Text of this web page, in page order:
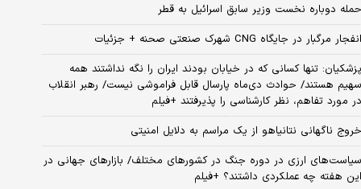
حمله دوباره نخست وزیر سابق اسرائیل به قطر
انفجار مرگبار در جایگاه CNG شهرک صنعتی صحنه + جزئیات
پزشکیان: تنها کسانی که در خیابان بودند ایران را نگه نداشتند همه
سهیم هستند/ حوادث دی‌ماه پارسال قابل فراموشی نیست/ رهبر انقلاب
در مورد تفاهم، نظر کارشناسی را پذیرفتند +فیلم
خروج ناگهانی نتانیاهو از یک مراسم به دلایل امنیتی
سیاست‌های ارزی در دوره جنگ در کشورهای مختلف/ بازارهای جهانی در
این هفته چه عملکردی داشتند؟ +فیلم